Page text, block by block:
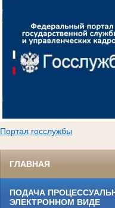
Портал госслужбы
ГЛАВНАЯ
ПОДАЧА
ЭЛЕКТРОННОМ ВИДЕ